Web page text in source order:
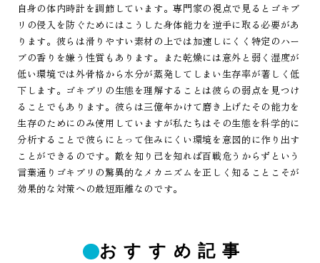
自身の体内時計を調節しています。専門家の視点で見るとゴキブ
リの侵入を防ぐためにはこうした身体能力を逆手に取る必要があ
ります。彼らは滑りやすい素材の上では加速しにくく特定のハー
ブの香りを嫌う性質もあります。また乾燥には意外と弱く湿度が
低い環境では外骨格から水分が蒸発してしまい生存率が著しく低
下します。ゴキブリの生態を理解することは彼らの弱点を見つけ
ることでもあります。彼らは三億年かけて磨き上げたその能力を
生存のためにのみ使用していますが私たちはその生態を科学的に
分析することで彼らにとって住みにくい環境を意図的に作り出す
ことができるのです。敵を知り己を知れば百戦危うからずという
言葉通りゴキブリの驚異的なメカニズムを正しく知ることこそが
効果的な対策への最短距離なのです。
おすすめ記事